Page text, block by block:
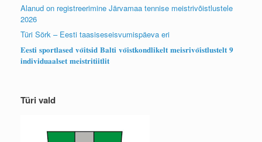
Alanud on registreerimine Järvamaa tennise meistrivõistlustele
2026
Türi Sörk – Eesti taasiseseisvumispäeva eri
𝐄𝐞𝐬𝐭𝐢 𝐬𝐩𝐨𝐫𝐭𝐥𝐚𝐬𝐞𝐝 𝐯𝐨̃𝐢𝐭𝐬𝐢𝐝 𝐁𝐚𝐥𝐭𝐢 𝐯𝐨̃𝐢𝐬𝐭𝐤𝐨𝐧𝐝𝐥𝐢𝐤𝐞𝐥𝐭 𝐦𝐞𝐢𝐬𝐫𝐢𝐯𝐨̃𝐢𝐬𝐭𝐥𝐮𝐬𝐭𝐞𝐥𝐭 𝟗
𝐢𝐧𝐝𝐢𝐯𝐢𝐝𝐮𝐚𝐚𝐥𝐬𝐞𝐭 𝐦𝐞𝐢𝐬𝐭𝐫𝐢𝐭𝐢𝐢𝐭𝐥𝐢𝐭
Türi vald